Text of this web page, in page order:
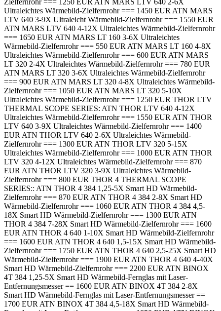
Zielfernrohr === 1250 EUR ATN MARS LTV 640 2-6X
Ultraleichtes Wärmebild-Zielfernrohr === 1450 EUR ATN MARS
LTV 640 3-9X Ultraleicht Wärmebild-Zielfernrohr === 1550 EUR
ATN MARS LTV 640 4-12X Ultraleichtes Wärmebild-Zielfernrohr
=== 1650 EUR ATN MARS LT 160 3-6X Ultraleichtes
Wärmebild-Zielfernrohr === 550 EUR ATN MARS LT 160 4-8X
Ultraleichtes Wärmebild-Zielfernrohr === 600 EUR ATN MARS
LT 320 2-4X Ultraleichtes Wärmebild-Zielfernrohr === 780 EUR
ATN MARS LT 320 3-6X Ultraleichtes Wärmebild-Zielfernrohr
=== 900 EUR ATN MARS LT 320 4-8X Ultraleichtes Wärmebild-
Zielfernrohr === 1050 EUR ATN MARS LT 320 5-10X
Ultraleichtes Wärmebild-Zielfernrohr === 1250 EUR THOR LTV
THERMAL SCOPE SERIES: ATN THOR LTV 640 4-12X
Ultraleichtes Wärmebild-Zielfernrohr === 1550 EUR ATN THOR
LTV 640 3-9X Ultraleichtes Wärmebild-Zielfernrohr === 1400
EUR ATN THOR LTV 640 2-6X Ultraleichtes Wärmebild-
Zielfernrohr === 1300 EUR ATN THOR LTV 320 5-15X
Ultraleichtes Wärmebild-Zielfernrohr === 1000 EUR ATN THOR
LTV 320 4-12X Ultraleichtes Wärmebild-Zielfernrohr === 870
EUR ATN THOR LTV 320 3-9X Ultraleichtes Wärmebild-
Zielfernrohr === 800 EUR THOR 4 THERMAL SCOPE
SERIES:: ATN THOR 4 384 1,25-5X Smart HD Wärmebild-
Zielfernrohr === 870 EUR ATN THOR 4 384 2-8X Smart HD
Wärmebild-Zielfernrohr === 1060 EUR ATN THOR 4 384 4,5-
18X Smart HD Wärmebild-Zielfernrohr === 1300 EUR ATN
THOR 4 384 7-28X Smart HD Wärmebild-Zielfernrohr === 1600
EUR ATN THOR 4 640 1-10X Smart HD Wärmebild-Zielfernrohr
=== 1600 EUR ATN THOR 4 640 1,5-15X Smart HD Wärmebild-
Zielfernrohr === 1750 EUR ATN THOR 4 640 2,5-25X Smart HD
Wärmebild-Zielfernrohr === 1900 EUR ATN THOR 4 640 4-40X
Smart HD Wärmebild-Zielfernrohr === 2200 EUR ATN BINOX
4T 384 1,25-5X Smart HD Wärmebild-Fernglas mit Laser-
Entfernungsmesser == 1600 EUR ATN BINOX 4T 384 2-8X
Smart HD Wärmebild-Fernglas mit Laser-Entfernungsmesser ==
1700 EUR ATN BINOX 4T 384 4,5-18X Smart HD Wärmebild-